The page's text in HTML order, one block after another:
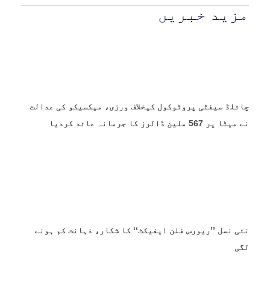
مزید خبریں
چائلڈ سیفٹی پروٹوکول کیخلاف ورزی، میکسیکو کی عدالت
نے میٹا پر 567 ملین ڈالرز کا جرمانہ عائد کردیا
نئی نسل ’’ریورس فلن ایفیکٹ‘‘ کا شکار، ذہانت کم ہونے
لگی